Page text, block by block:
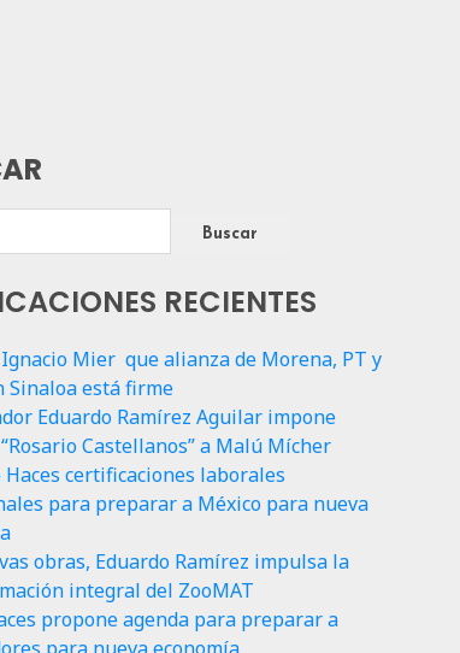
Buscar
RECIENTES
Mier que alianza de Morena, PT y
Sinaloa está firme
Eduardo Ramírez Aguilar impone
Castellanos” a Malú Mícher
Haces certificaciones laborales
para preparar a México para nueva
obras, Eduardo Ramírez impulsa la
integral del ZooMAT
propone agenda para preparar a